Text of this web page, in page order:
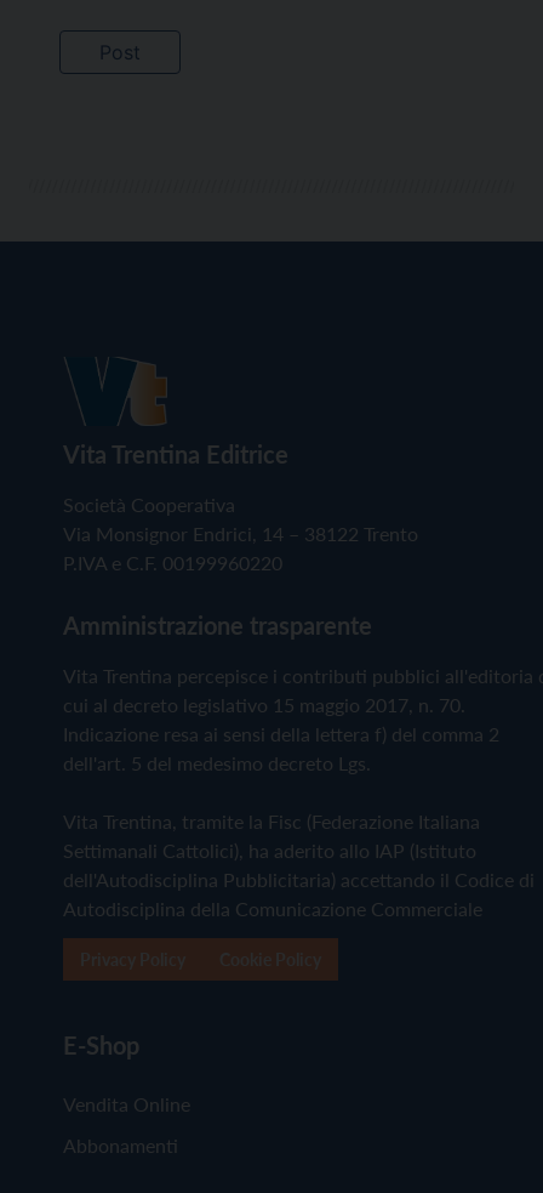
Vita Trentina Editrice
Società Cooperativa
Via Monsignor Endrici, 14 – 38122 Trento
P.IVA e C.F. 00199960220
Amministrazione trasparente
Vita Trentina percepisce i contributi pubblici all'editoria
cui al decreto legislativo 15 maggio 2017, n. 70.
Indicazione resa ai sensi della lettera f) del comma 2
dell'art. 5 del medesimo decreto Lgs.
Vita Trentina, tramite la Fisc (Federazione Italiana
Settimanali Cattolici), ha aderito allo IAP (Istituto
dell'Autodisciplina Pubblicitaria) accettando il Codice di
Autodisciplina della Comunicazione Commerciale
E-Shop
Vendita Online
Abbonamenti